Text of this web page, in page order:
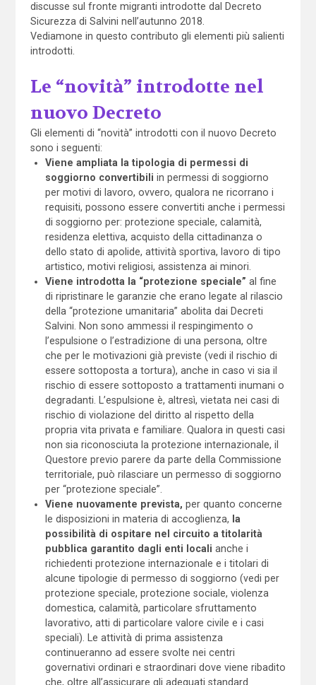
discusse sul fronte migranti introdotte dal Decreto
Sicurezza di Salvini nell’autunno 2018.
Vediamone in questo contributo gli elementi più salienti
introdotti.
Le “novità” introdotte nel
nuovo Decreto
Gli elementi di “novità” introdotti con il nuovo Decreto
sono i seguenti:
Viene ampliata la tipologia di permessi di
soggiorno convertibiliin permessi di soggiorno
per motivi di lavoro, ovvero, qualora ne ricorrano i
requisiti, possono essere convertiti anche i permessi
di soggiorno per: protezione speciale, calamità,
residenza elettiva, acquisto della cittadinanza o
dello stato di apolide, attività sportiva, lavoro di tipo
artistico, motivi religiosi, assistenza ai minori.
Viene introdotta la “protezione speciale” al fine
di ripristinare le garanzie che erano legate al rilascio
della “protezione umanitaria” abolita dai Decreti
Salvini. Non sono ammessi il respingimento o
l’espulsione o l’estradizione di una persona, oltre
che per le motivazioni già previste (vedi il rischio di
essere sottoposta a tortura), anche in caso vi sia il
rischio di essere sottoposto a trattamenti inumani o
degradanti. L’espulsione è, altresì, vietata nei casi di
rischio di violazione del diritto al rispetto della
propria vita privata e familiare. Qualora in questi casi
non sia riconosciuta la protezione internazionale, il
Questore previo parere da parte della Commissione
territoriale, può rilasciare un permesso di soggiorno
per “protezione speciale”.
Viene nuovamente prevista,per quanto concerne
le disposizioni in materia di accoglienza, la
possibilità di ospitare nel circuito a titolarità
pubblica garantito dagli enti locali anche i
richiedenti protezione internazionale e i titolari di
alcune tipologie di permesso di soggiorno (vedi per
protezione speciale, protezione sociale, violenza
domestica, calamità, particolare sfruttamento
lavorativo, atti di particolare valore civile e i casi
speciali). Le attività di prima assistenza
continueranno ad essere svolte nei centri
governativi ordinari e straordinari dove viene ribadito
che, oltre all’assicurare gli adeguati standard